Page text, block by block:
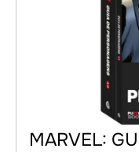
MARVEL: